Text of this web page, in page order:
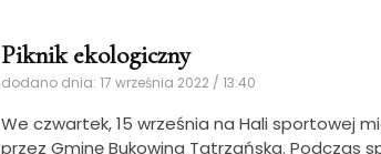
Piknik ekologiczny
dodano dnia: 17 września 2022 / 13:40
We czwartek, 15 września na Hali sportowej
przez Gminę Bukowina Tatrzańska. Podczas